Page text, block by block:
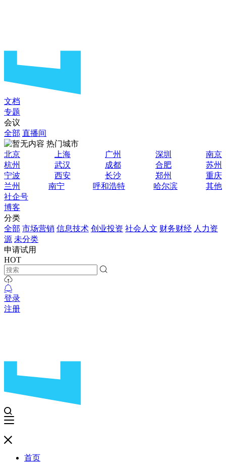
文档
专题
会议
全部 直播间
热门城市
北京
上海 广州 深圳
南京
杭州
武汉 成都 合肥
苏州
宁波
西安 长沙 郑州
重庆
兰州
南宁 呼和浩特 哈尔滨
其他
社企号
博客
分类
全部 市场营销 信息技术 创业投资 社会人文 财务财经 人力资
源 未分类
申请试用
HOT
登录
注册
首页